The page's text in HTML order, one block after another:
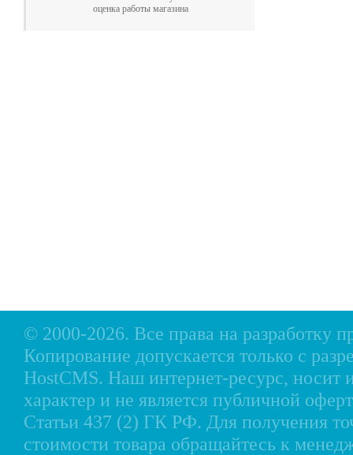
оценка работы магазина
© 2000-2026. Все права на разработку
Копирование допускается только с
HostCMS. Наш интернет-ресурс,
характер и не является публичной
Статьи 437 (2) ГК РФ. Для получения
стоимости товара обращайтесь к